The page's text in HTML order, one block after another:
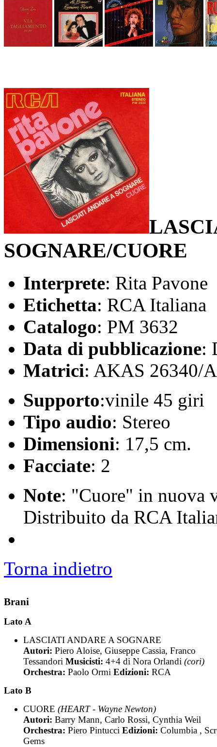
SOGNARE/CUORE
Interprete: Rita Pavone
Etichetta: RCA Italiana
Catalogo: PM 3632
Data di pubblicazione:
Matrici: AKAS 26340/
Supporto:vinile 45 giri
Tipo audio: Stereo
Dimensioni: 17,5 cm.
Facciate: 2
Note: "Cuore" in nuova
Distribuito da RCA
Torna indietro
Brani
Lato A
LASCIATI ANDARE A SOGNARE
Autori: Piero Aloise, Giuseppe Cassia, Franco
Tessandori Musicisti: 4+4 di Nora Orlandi (cori)
Orchestra: Paolo Ormi Edizioni: RCA
Lato B
CUORE (HEART - Wayne Newton)
Autori: Barry Mann, Carlo Rossi, Cynthia Weil
Orchestra: Piero Pintucci Edizioni: Columbia ,
Gems